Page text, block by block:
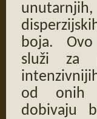
unutarnjih,
boja.
služi za
od onih
dobivaju